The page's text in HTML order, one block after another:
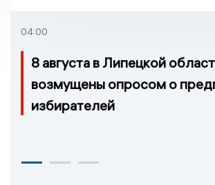
04:00
8 августа в Липецкой
возмущены опросом о
избирателей